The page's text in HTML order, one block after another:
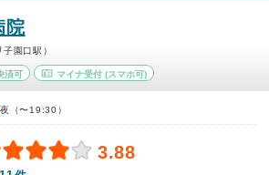
院
園口駅）
済可 マイナ受付 (スマホ可)
夜（〜19:30）
3.88